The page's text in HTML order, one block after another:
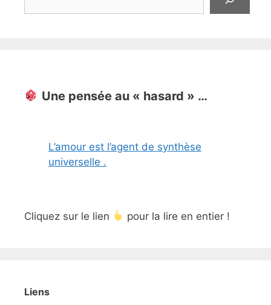
Une pensée au « hasard » …
L’amour est l’agent de synthèse
universelle .
Cliquez sur le lien pour la lire en entier !
Liens